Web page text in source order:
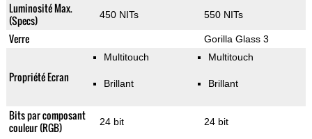
Luminosité Max.
(Specs)
450 NITs 550 NITs
Verre Gorilla Glass 3
Propriété Ecran
Multitouch
Brillant
Multitouch
Brillant
Bits par composant
couleur (RGB)
24 bit 24 bit